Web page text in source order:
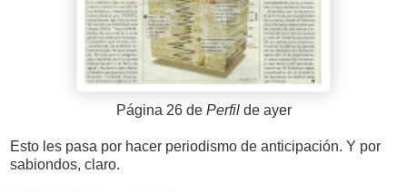
Página 26 de Perfilde ayer
Esto les pasa por hacer periodismo de anticipación. Y por
sabiondos, claro.